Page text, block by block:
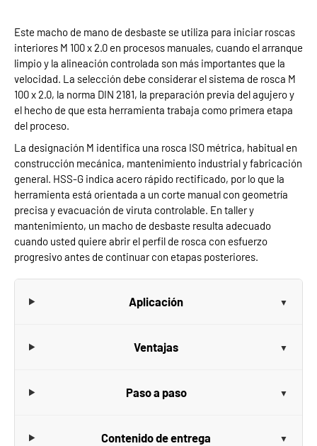
Este macho de mano de desbaste se utiliza para iniciar roscas
interiores M 100 x 2.0 en procesos manuales, cuando el arranque
limpio y la alineación controlada son más importantes que la
velocidad. La selección debe considerar el sistema de rosca M
100 x 2.0, la norma DIN 2181, la preparación previa del agujero y
el hecho de que esta herramienta trabaja como primera etapa
del proceso.
La designación M identifica una rosca ISO métrica, habitual en
construcción mecánica, mantenimiento industrial y fabricación
general. HSS-G indica acero rápido rectificado, por lo que la
herramienta está orientada a un corte manual con geometría
precisa y evacuación de viruta controlable. En taller y
mantenimiento, un macho de desbaste resulta adecuado
cuando usted quiere abrir el perfil de rosca con esfuerzo
progresivo antes de continuar con etapas posteriores.
Aplicación
Ventajas
Paso a paso
Contenido de entrega